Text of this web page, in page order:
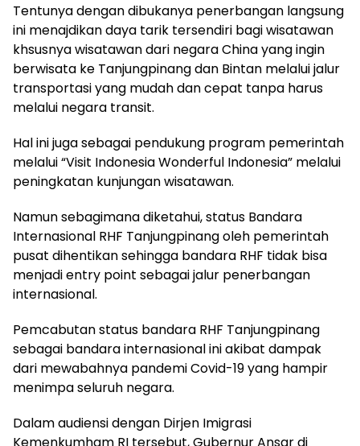
Tentunya dengan dibukanya penerbangan langsung
ini menajdikan daya tarik tersendiri bagi wisatawan
khsusnya wisatawan dari negara China yang ingin
berwisata ke Tanjungpinang dan Bintan melalui jalur
transportasi yang mudah dan cepat tanpa harus
melalui negara transit.
Hal ini juga sebagai pendukung program pemerintah
melalui “Visit Indonesia Wonderful Indonesia” melalui
peningkatan kunjungan wisatawan.
Namun sebagimana diketahui, status Bandara
Internasional RHF Tanjungpinang oleh pemerintah
pusat dihentikan sehingga bandara RHF tidak bisa
menjadi entry point sebagai jalur penerbangan
internasional.
Pemcabutan status bandara RHF Tanjungpinang
sebagai bandara internasional ini akibat dampak
dari mewabahnya pandemi Covid-19 yang hampir
menimpa seluruh negara.
Dalam audiensi dengan Dirjen Imigrasi
Kemenkumham RI tersebut, Gubernur Ansar di